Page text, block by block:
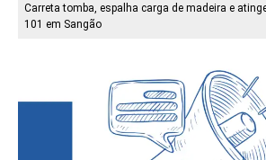
Carreta tomba, espalha carga de madeira e
101 em Sangão